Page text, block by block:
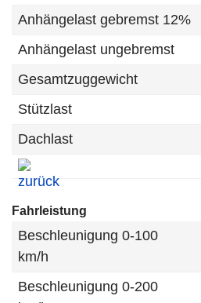
Anhängelast gebremst 12%
Anhängelast ungebremst
Gesamtzuggewicht
Stützlast
Dachlast
Fahrleistung
Beschleunigung 0-100
km/h
Beschleunigung 0-200